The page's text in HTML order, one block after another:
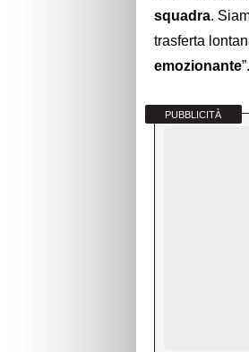
squadra.
trasferta
emozionante”.
PUBBLICITÀ